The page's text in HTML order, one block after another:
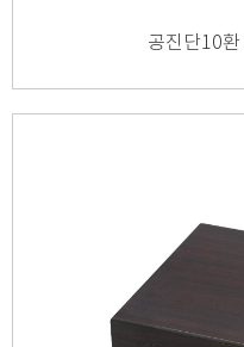
공진단10